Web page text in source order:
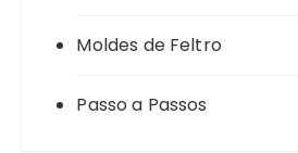
Moldes de Feltro
Passo a Passos